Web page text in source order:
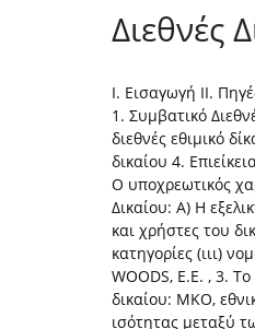
Διεθνές
Ι. Εισαγωγή ΙΙ.
1. Συμβατικό
διεθνές εθιμικό
δικαίου 4.
Ο υποχρεωτικός
Δικαίου: Α) Η
και χρήστες του
κατηγορίες (ιιι)
WOODS, Ε.Ε. , 3.
δικαίου: ΜΚΟ,
ισότητας μεταξύ